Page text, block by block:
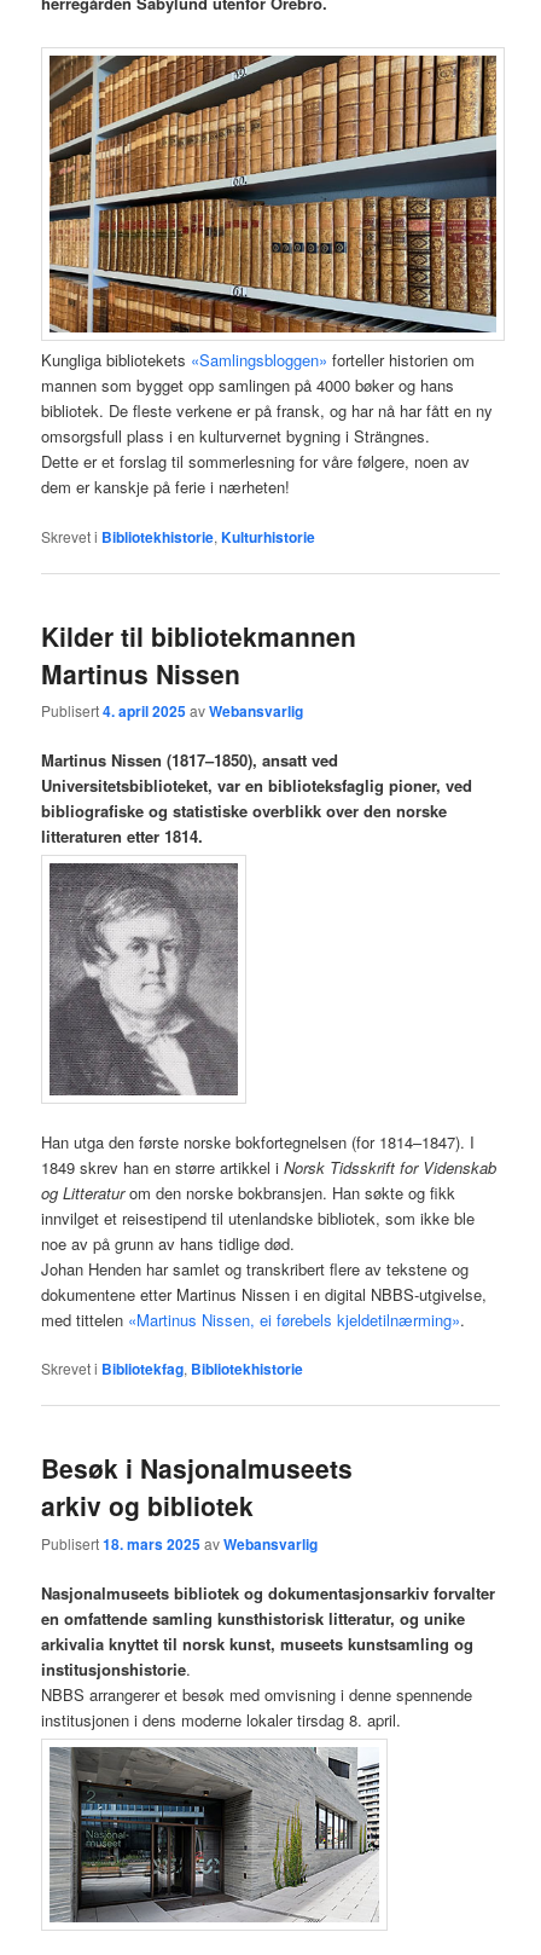
Kungliga bibliotekets «Samlingsbloggen» forteller historien om
mannen som bygget opp samlingen på 4000 bøker og hans
bibliotek. De fleste verkene er på fransk, og har nå har fått en ny
omsorgsfull plass i en kulturvernet bygning i Strängnes.
Dette er et forslag til sommerlesning for våre følgere, noen av
dem er kanskje på ferie i nærheten!
Skrevet i Bibliotekhistorie,Kulturhistorie
Kilder til bibliotekmannen
Martinus Nissen
Publisert4. april 2025avWebansvarlig
Martinus Nissen (1817–1850), ansatt ved
Universitetsbiblioteket, var en biblioteksfaglig pioner, ved
bibliografiske og statistiske overblikk over den norske
litteraturen etter 1814.
Han utga den første norske bokfortegnelsen (for 1814–1847). I
1849 skrev han en større artikkel iNorsk Tidsskrift for Videnskab
og Litteraturom den norske bokbransjen. Han søkte og fikk
innvilget et reisestipend til utenlandske bibliotek, som ikke ble
noe av på grunn av hans tidlige død.
Johan Henden har samlet og transkribert flere av tekstene og
dokumentene etter Martinus Nissen i en digital NBBS-utgivelse,
med tittelen «Martinus Nissen, ei førebels kjeldetilnærming».
Skrevet i Bibliotekfag, Bibliotekhistorie
Besøk i Nasjonalmuseets
arkiv og bibliotek
Publisert18. mars 2025avWebansvarlig
Nasjonalmuseets bibliotek og dokumentasjonsarkiv forvalter
en omfattende samling kunsthistorisk litteratur, og unike
arkivalia knyttet til norsk kunst, museets kunstsamling og
institusjonshistorie.
NBBS arrangerer et besøk med omvisning i denne spennende
institusjonen i dens moderne lokaler tirsdag 8. april.